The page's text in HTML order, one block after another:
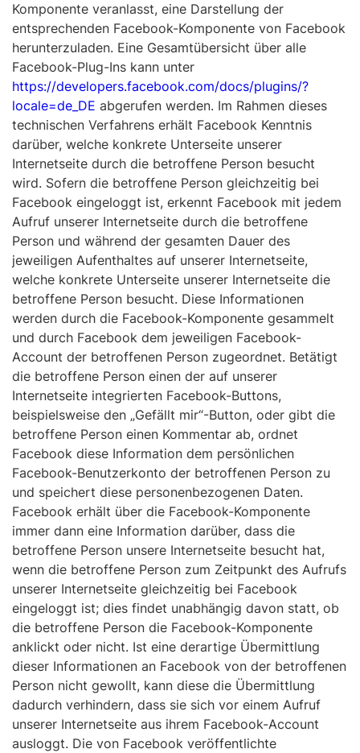
Komponente veranlasst, eine Darstellung der
entsprechenden Facebook-Komponente von Facebook
herunterzuladen. Eine Gesamtübersicht über alle
Facebook-Plug-Ins kann unter
https://developers.facebook.com/docs/plugins/?
locale=de_DE abgerufen werden. Im Rahmen dieses
technischen Verfahrens erhält Facebook Kenntnis
darüber, welche konkrete Unterseite unserer
Internetseite durch die betroffene Person besucht
wird. Sofern die betroffene Person gleichzeitig bei
Facebook eingeloggt ist, erkennt Facebook mit jedem
Aufruf unserer Internetseite durch die betroffene
Person und während der gesamten Dauer des
jeweiligen Aufenthaltes auf unserer Internetseite,
welche konkrete Unterseite unserer Internetseite die
betroffene Person besucht. Diese Informationen
werden durch die Facebook-Komponente gesammelt
und durch Facebook dem jeweiligen Facebook-
Account der betroffenen Person zugeordnet. Betätigt
die betroffene Person einen der auf unserer
Internetseite integrierten Facebook-Buttons,
beispielsweise den „Gefällt mir“-Button, oder gibt die
betroffene Person einen Kommentar ab, ordnet
Facebook diese Information dem persönlichen
Facebook-Benutzerkonto der betroffenen Person zu
und speichert diese personenbezogenen Daten.
Facebook erhält über die Facebook-Komponente
immer dann eine Information darüber, dass die
betroffene Person unsere Internetseite besucht hat,
wenn die betroffene Person zum Zeitpunkt des Aufrufs
unserer Internetseite gleichzeitig bei Facebook
eingeloggt ist; dies findet unabhängig davon statt, ob
die betroffene Person die Facebook-Komponente
anklickt oder nicht. Ist eine derartige Übermittlung
dieser Informationen an Facebook von der betroffenen
Person nicht gewollt, kann diese die Übermittlung
dadurch verhindern, dass sie sich vor einem Aufruf
unserer Internetseite aus ihrem Facebook-Account
ausloggt. Die von Facebook veröffentlichte